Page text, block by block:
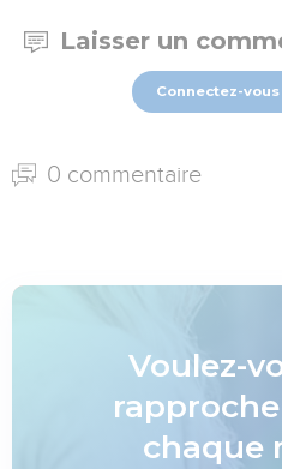
Laisser un
Connectez-
0 commentaire
Voulez-
chaque